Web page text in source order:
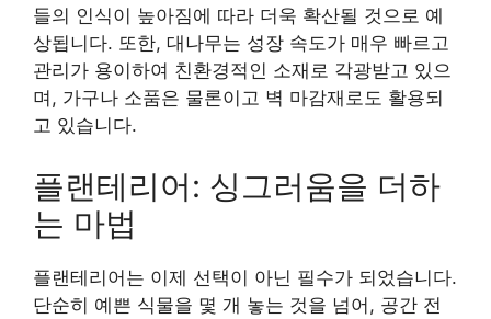
들의 인식이 높아짐에 따라 더욱 확산될 것으로 예
상됩니다. 또한, 대나무는 성장 속도가 매우 빠르고
관리가 용이하여 친환경적인 소재로 각광받고 있으
며, 가구나 소품은 물론이고 벽 마감재로도 활용되
고 있습니다.
플랜테리어: 싱그러움을 더하
는 마법
플랜테리어는 이제 선택이 아닌 필수가 되었습니다.
단순히 예쁜 식물을 몇 개 놓는 것을 넘어, 공간 전